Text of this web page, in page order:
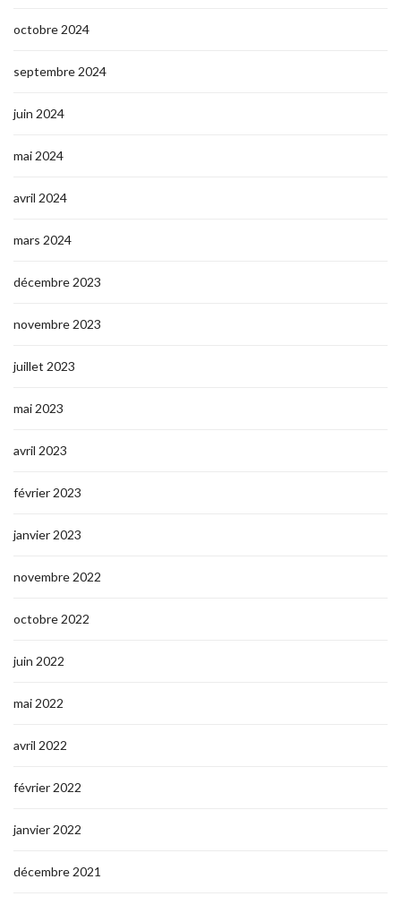
octobre 2024
septembre 2024
juin 2024
mai 2024
avril 2024
mars 2024
décembre 2023
novembre 2023
juillet 2023
mai 2023
avril 2023
février 2023
janvier 2023
novembre 2022
octobre 2022
juin 2022
mai 2022
avril 2022
février 2022
janvier 2022
décembre 2021